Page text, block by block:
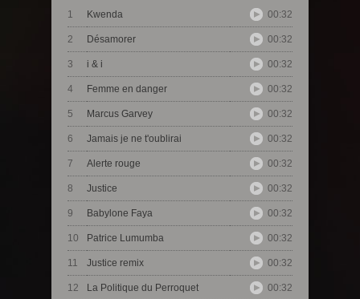
1 Kwenda 00:32
2 Désamorer 00:32
3 i & i 00:32
4 Femme en danger 00:32
5 Marcus Garvey 00:32
6 Jamais je ne t'oublirai 00:32
7 Alerte rouge 00:32
8 Justice 00:32
9 Babylone Faya 00:32
10 Patrice Lumumba 00:32
11 Justice remix 00:32
12 La Politique du Perroquet 00:32